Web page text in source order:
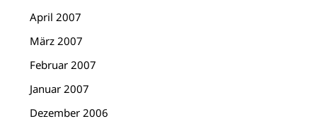
April 2007
März 2007
Februar 2007
Januar 2007
Dezember 2006